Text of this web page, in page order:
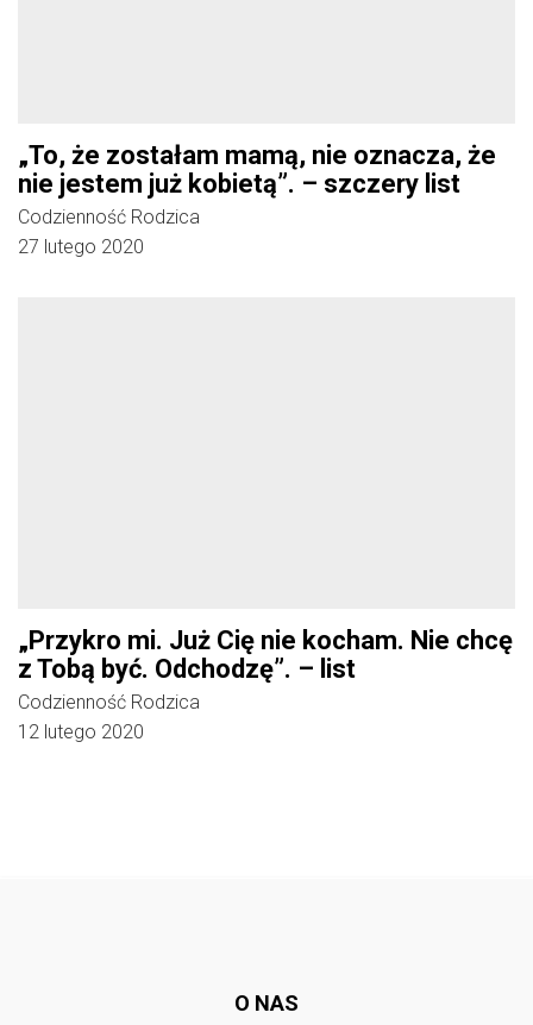
„To, że zostałam mamą, nie oznacza, że
nie jestem już kobietą”. – szczery list
Codzienność Rodzica
27 lutego 2020
„Przykro mi. Już Cię nie kocham. Nie chcę
z Tobą być. Odchodzę”. – list
Codzienność Rodzica
12 lutego 2020
O NAS